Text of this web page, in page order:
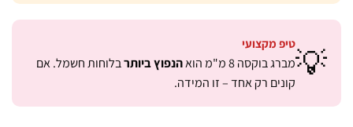
טיפ מקצועי
מברג בוקסה 8 מ"מ הוא הנפוץ ביותרבלוחות חשמל. אם
קונים רק אחד – זו המידה.